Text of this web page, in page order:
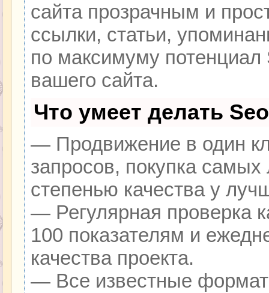
сайта прозрачным и
ссылки, статьи,
по максимуму
вашего сайта.
Что умеет делать
— Продвижение в один
запросов, покупка
степенью качества у
— Регулярная проверка
100 показателям и
качества проекта.
— Все известные